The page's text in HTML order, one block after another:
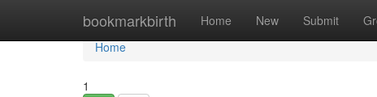
bookmarkbirth Home New Submit
Home
Home
1